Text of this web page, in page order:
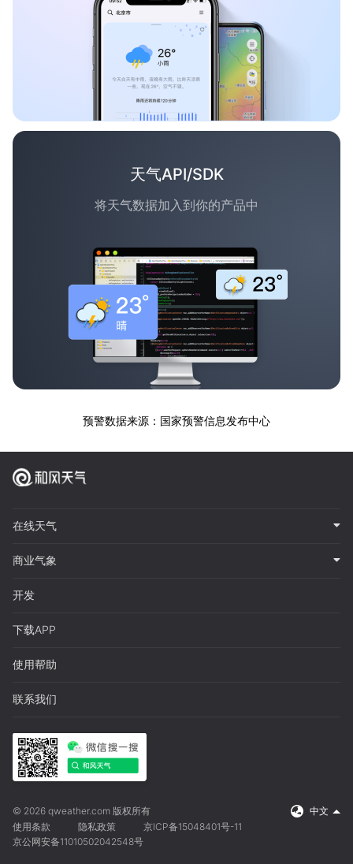
天气API/SDK
将天气数据加入到你的产品中
预警数据来源：国家预警信息发布中心
在线天气
商业气象
开发
下载APP
使用帮助
联系我们
© 2026 qweather.com 版权所有
中文
使用条款
隐私政策
京ICP备15048401号-11
京公网安备11010502042548号